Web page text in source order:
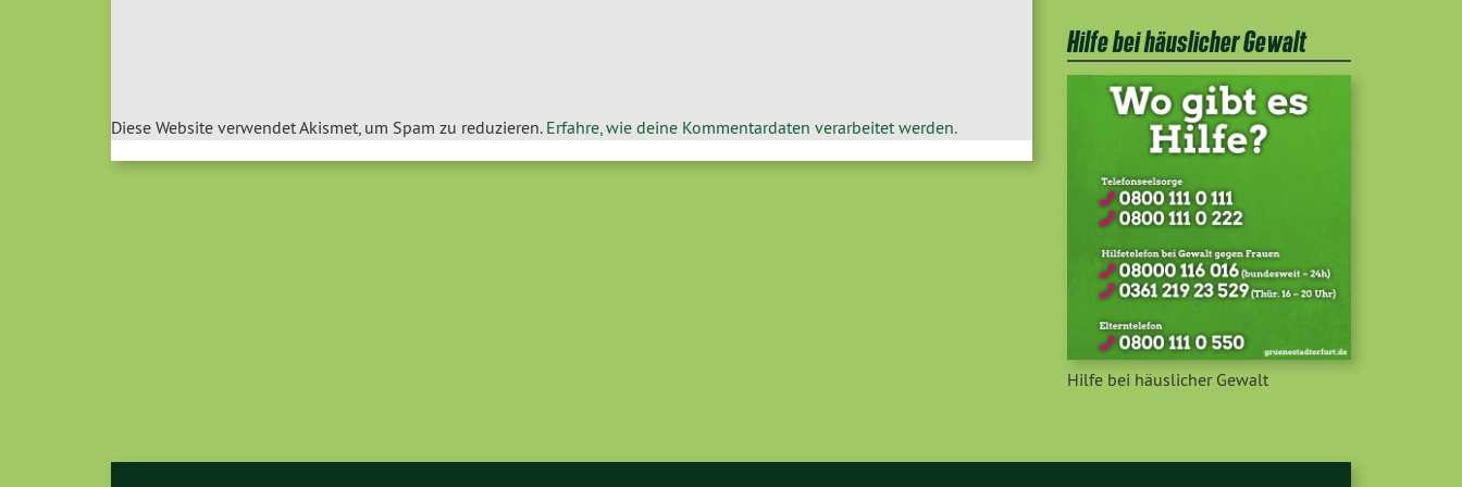
Diese Website verwendet Akismet, um Spam zu reduzieren. Erfahre, wie deine Kommentardaten verarbeitet werden.
Hilfe bei häuslicher Gewalt
Hilfe bei häuslicher Gewalt